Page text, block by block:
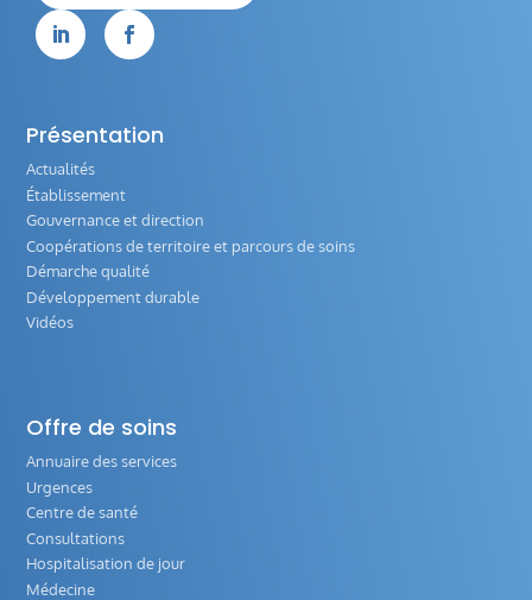
 
Présentation
Actualités
Établissement
Gouvernance et direction
Coopérations de territoire et parcours de soins
Démarche qualité
Développement durable
Vidéos
Offre de soins
Annuaire des services
Urgences
Centre de santé
Consultations
Hospitalisation de jour
Médecine